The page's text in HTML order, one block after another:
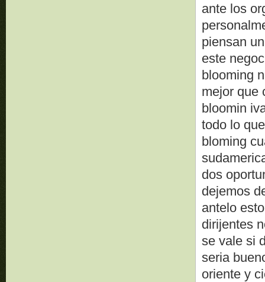
ante los
piensan
este
blooming
mejor que
bloomin
todo lo
bloming
dos
dejemos
antelo
dirijentes
se vale si
seria
oriente y